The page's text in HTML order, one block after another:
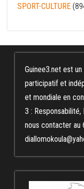
SPORT-CULTURE
Guinee3.net est
participatif et
et mondiale en
3 :
nous contacter au